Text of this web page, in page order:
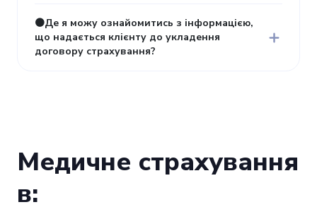
🟠Де я можу ознайомитись з інформацією,
що надається клієнту до укладення
договору страхування?
Медичне страхування
в: